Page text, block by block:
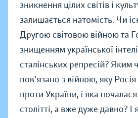
зникнення цілих світів і
залишається натомість. Чи
Другою світовою війною та
знищенням української
сталінських репресій? Яким
пов'язано з війною, яку
проти України, і яка
столітті, а вже дуже давно? І